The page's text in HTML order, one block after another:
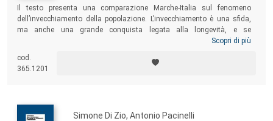
Il testo presenta una comparazione Marche-Italia sul fenomeno
dell’invecchiamento della popolazione. L’invecchiamento è una sfida,
ma anche una grande conquista legata alla longevità, e se
opportunamente gestito e promosso attraverso una cultura
economica. È possibile tuttavia fermare, o almeno rallentare il
processo d’invecchiamento in atto? Il volume cerca di fornire alcune
Scopri di più
cod.
365.1201
Simone Di Zio, Antonio Pacinelli